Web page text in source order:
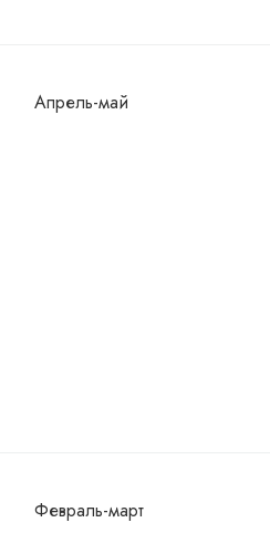
Апрель-май
Февраль-март